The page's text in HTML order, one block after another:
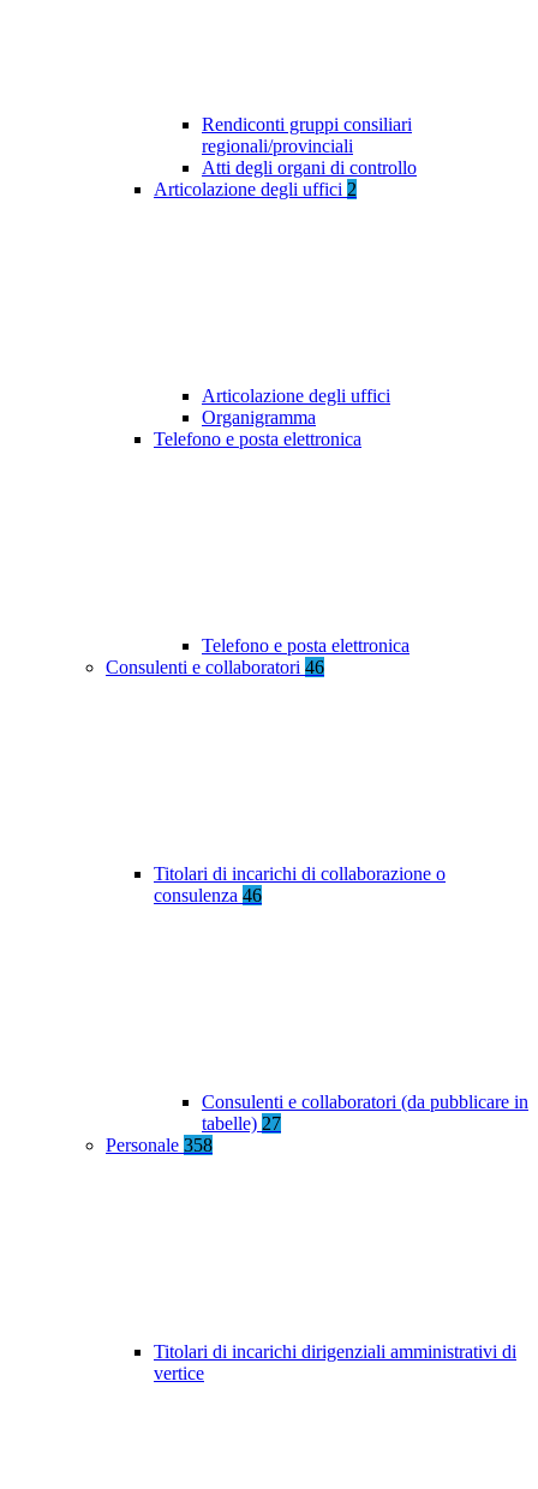
Rendiconti gruppi consiliari
regionali/provinciali
Atti degli organi di controllo
Articolazione degli uffici 2
Articolazione degli uffici
Organigramma
Telefono e posta elettronica
Telefono e posta elettronica
Consulenti e collaboratori 46
Titolari di incarichi di collaborazione o
consulenza 46
Consulenti e collaboratori (da pubblicare in
tabelle) 27
Personale 358
Titolari di incarichi dirigenziali amministrativi di
vertice